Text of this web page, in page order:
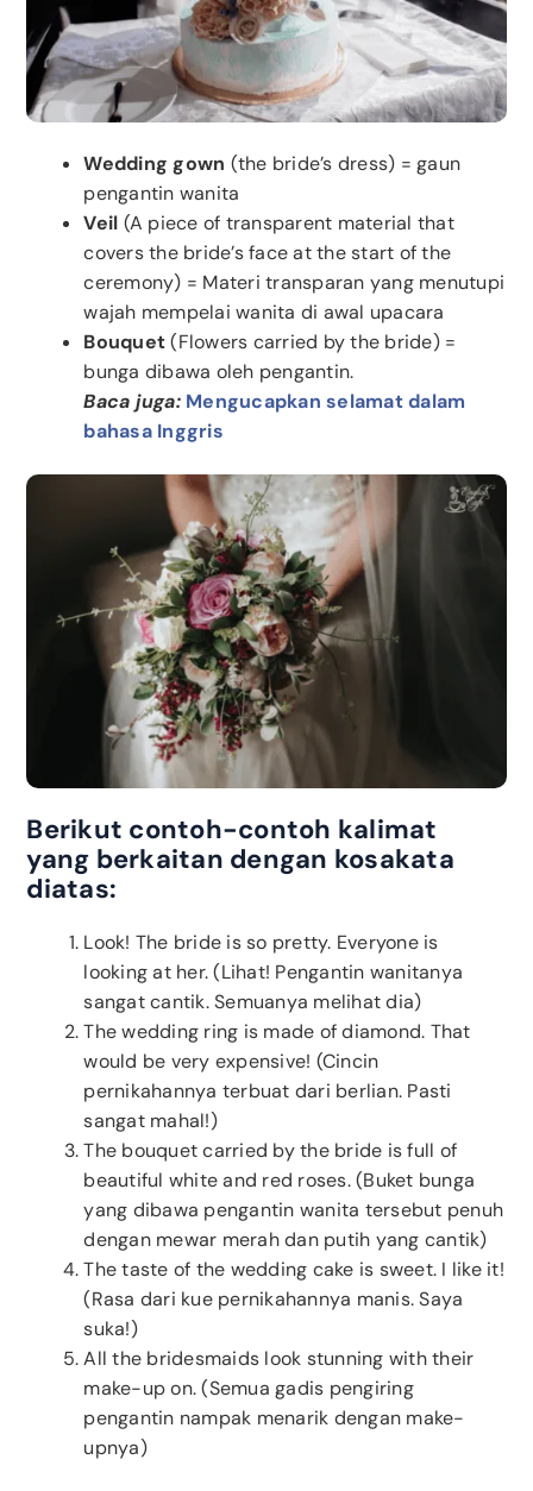
Wedding gown (the bride’s dress) = gaun
pengantin wanita
Veil (A piece of transparent material that
covers the bride’s face at the start of the
ceremony) = Materi transparan yang menutupi
wajah mempelai wanita di awal upacara
Bouquet(Flowers carried by the bride) =
bunga dibawa oleh pengantin.
Baca juga: Mengucapkan selamat dalam
bahasa Inggris
Berikut contoh-contoh kalimat
yang berkaitan dengan kosakata
diatas:
Look! The bride is so pretty. Everyone is
looking at her. (Lihat! Pengantin wanitanya
sangat cantik. Semuanya melihat dia)
The wedding ring is made of diamond. That
would be very expensive! (Cincin
pernikahannya terbuat dari berlian. Pasti
sangat mahal!)
The bouquet carried by the bride is full of
beautiful white and red roses. (Buket bunga
yang dibawa pengantin wanita tersebut penuh
dengan mewar merah dan putih yang cantik)
The taste of the wedding cake is sweet. I like it!
(Rasa dari kue pernikahannya manis. Saya
suka!)
All the bridesmaids look stunning with their
make-up on. (Semua gadis pengiring
pengantin nampak menarik dengan make-
upnya)